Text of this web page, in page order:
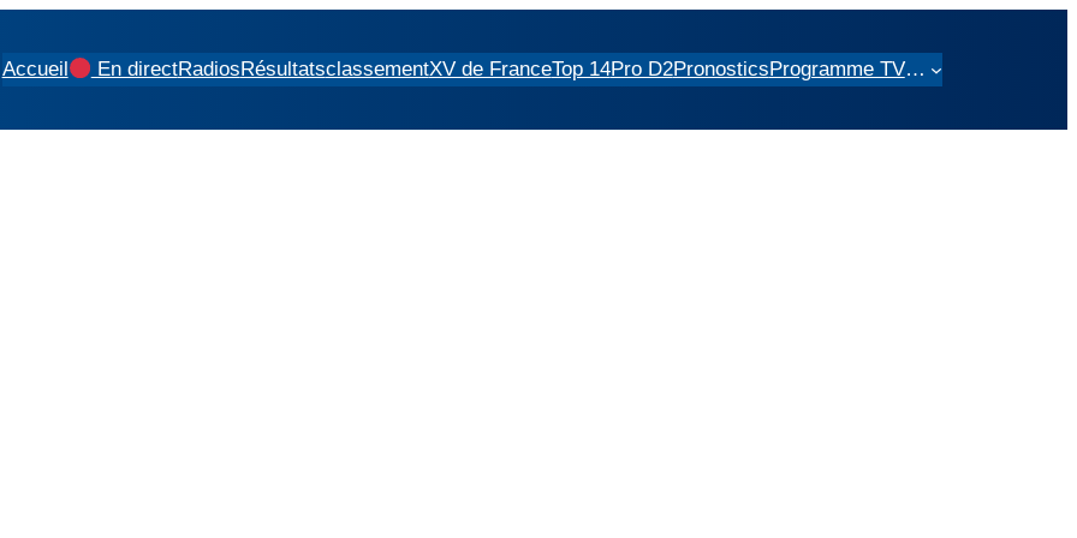
Accueil En directRadiosRésultatsclassementXV de FranceTop 14Pro D2PronosticsProgramme TV…